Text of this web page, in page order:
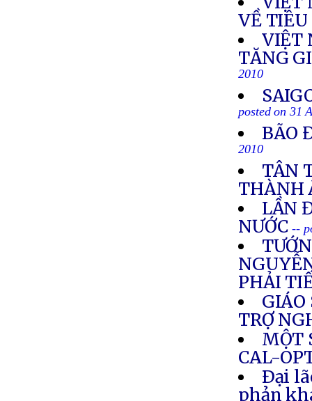
VỀ
VIỆT
TĂNG
2010
posted on 31
BÃO
2010
TÂN
THÀNH
LẦN
NƯỚC --
PHẢI
GIÁO
TRỢ
MỘT
CAL-
Ðại
phản